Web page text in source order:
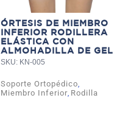
ÓRTESIS DE MIEMBRO
INFERIOR RODILLERA
ELÁSTICA CON
ALMOHADILLA DE GEL
SKU: KN-005
Soporte Ortopédico,
Miembro Inferior, Rodilla